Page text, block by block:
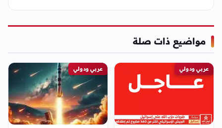
مواضيع ذات صلة
عربي ودولي عربي ودولي